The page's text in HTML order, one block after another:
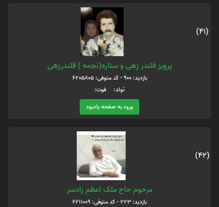
(41)
پرویز قلندر زهی و ستاره(نجمه ) قلندرزهی
بازدید: 900 - کد متوفی: 6205805
تولد: فوت:
ورود به صفحه یادبود
(42)
مرحوم حاج ملک اعظم زادسر
بازدید: 223 - کد متوفی: 6211009